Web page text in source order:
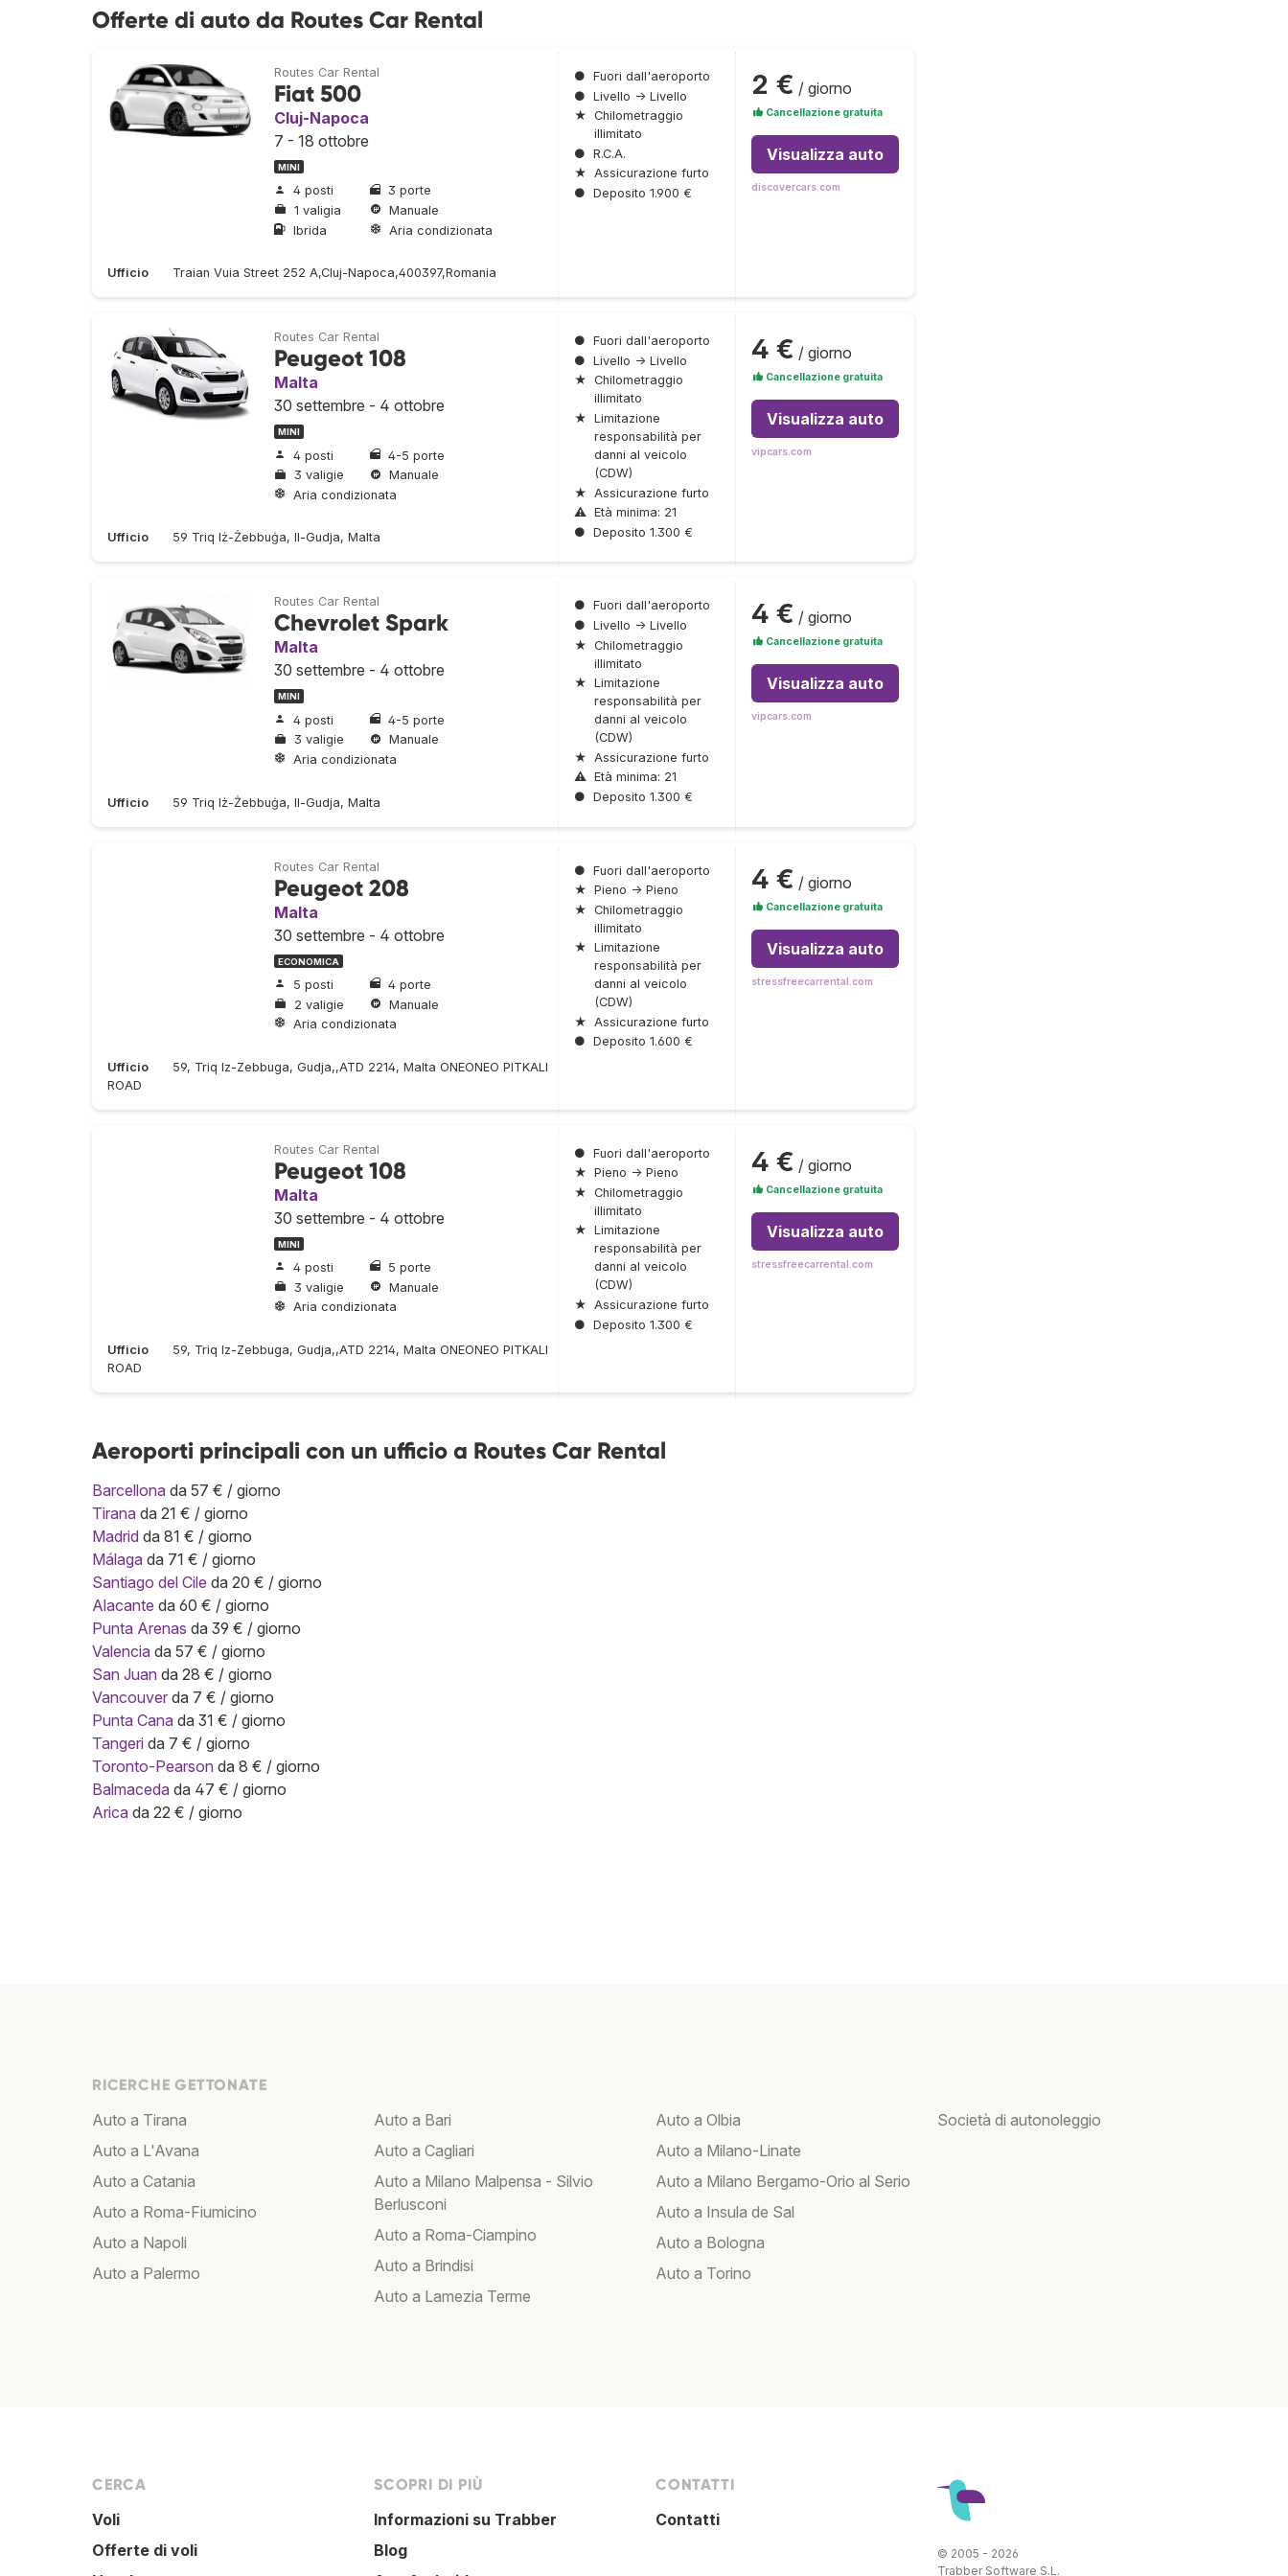
Offerte di auto da Routes Car Rental
Routes Car Rental
Fiat 500
Cluj-Napoca
7 - 18 ottobre
MINI
4 posti
3 porte
1 valigia
Manuale
Ibrida
Aria condizionata
Ufficio Traian Vuia Street 252 A,Cluj-Napoca,400397,Romania
● Fuori dall'aeroporto
● Livello → Livello
★ Chilometraggio
illimitato
● R.C.A.
★ Assicurazione furto
● Deposito 1.900 €
2 € / giorno
Cancellazione gratuita
Visualizza auto
discovercars.com
Routes Car Rental
Peugeot 108
Malta
30 settembre - 4 ottobre
MINI
4 posti
4-5 porte
3 valigie
Manuale
Aria condizionata
Ufficio 59 Triq Iż-Żebbuġa, Il-Gudja, Malta
● Fuori dall'aeroporto
● Livello → Livello
★ Chilometraggio
illimitato
★ Limitazione
responsabilità per
danni al veicolo
(CDW)
★ Assicurazione furto
⚠ Età minima: 21
● Deposito 1.300 €
4 € / giorno
Cancellazione gratuita
Visualizza auto
vipcars.com
Routes Car Rental
Chevrolet Spark
Malta
30 settembre - 4 ottobre
MINI
4 posti
4-5 porte
3 valigie
Manuale
Aria condizionata
Ufficio 59 Triq Iż-Żebbuġa, Il-Gudja, Malta
● Fuori dall'aeroporto
● Livello → Livello
★ Chilometraggio
illimitato
★ Limitazione
responsabilità per
danni al veicolo
(CDW)
★ Assicurazione furto
⚠ Età minima: 21
● Deposito 1.300 €
4 € / giorno
Cancellazione gratuita
Visualizza auto
vipcars.com
Routes Car Rental
Peugeot 208
Malta
30 settembre - 4 ottobre
ECONOMICA
5 posti
4 porte
2 valigie
Manuale
Aria condizionata
Ufficio
59, Triq Iz-Zebbuga, Gudja,,ATD 2214, Malta ONEONEO PITKALI
ROAD
● Fuori dall'aeroporto
★ Pieno → Pieno
★ Chilometraggio
illimitato
★ Limitazione
responsabilità per
danni al veicolo
(CDW)
★ Assicurazione furto
● Deposito 1.600 €
4 € / giorno
Cancellazione gratuita
Visualizza auto
stressfreecarrental.com
Routes Car Rental
Peugeot 108
Malta
30 settembre - 4 ottobre
MINI
4 posti
5 porte
3 valigie
Manuale
Aria condizionata
Ufficio
59, Triq Iz-Zebbuga, Gudja,,ATD 2214, Malta ONEONEO PITKALI
ROAD
● Fuori dall'aeroporto
★ Pieno → Pieno
★ Chilometraggio
illimitato
★ Limitazione
responsabilità per
danni al veicolo
(CDW)
★ Assicurazione furto
● Deposito 1.300 €
4 € / giorno
Cancellazione gratuita
Visualizza auto
stressfreecarrental.com
Aeroporti principali con un ufficio a Routes Car Rental
Barcellona da 57 € / giorno
Tirana da 21 € / giorno
Madrid da 81 € / giorno
Málaga da 71 € / giorno
Santiago del Cile da 20 € / giorno
Alacante da 60 € / giorno
Punta Arenas da 39 € / giorno
Valencia da 57 € / giorno
San Juan da 28 € / giorno
Vancouver da 7 € / giorno
Punta Cana da 31 € / giorno
Tangeri da 7 € / giorno
Toronto-Pearson da 8 € / giorno
Balmaceda da 47 € / giorno
Arica da 22 € / giorno
RICERCHE GETTONATE
Auto a Tirana
Auto a L'Avana
Auto a Catania
Auto a Roma-Fiumicino
Auto a Napoli
Auto a Palermo
Auto a Bari
Auto a Cagliari
Auto a Milano Malpensa - Silvio
Berlusconi
Auto a Roma-Ciampino
Auto a Brindisi
Auto a Lamezia Terme
Auto a Olbia
Auto a Milano-Linate
Auto a Milano Bergamo-Orio al Serio
Auto a Insula de Sal
Auto a Bologna
Auto a Torino
Società di autonoleggio
CERCA
Voli
Offerte di voli
SCOPRI DI PIÙ
Informazioni su Trabber
Blog
CONTATTI
Contatti
© 2005 - 2026
Trabber Software S.L.